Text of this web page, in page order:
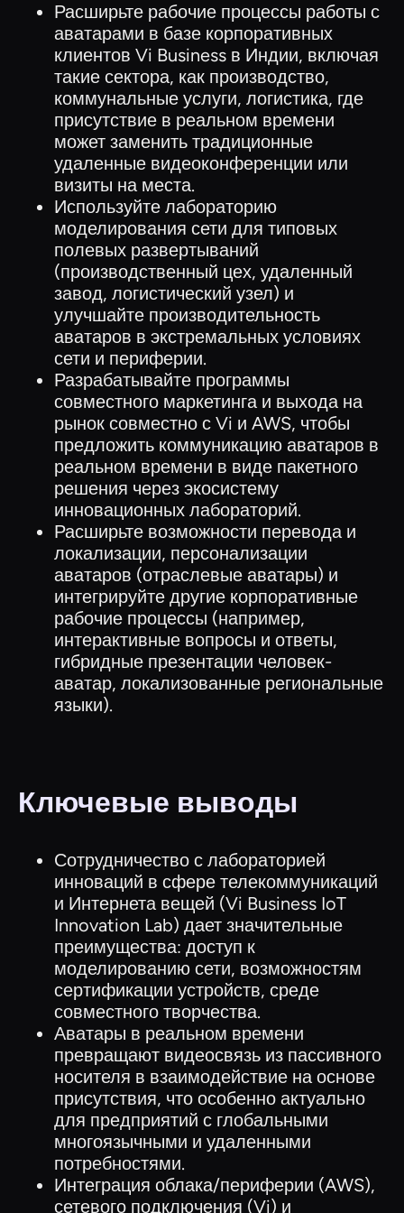
Расширьте рабочие процессы работы с
аватарами в базе корпоративных
клиентов Vi Business в Индии, включая
такие сектора, как производство,
коммунальные услуги, логистика, где
присутствие в реальном времени
может заменить традиционные
удаленные видеоконференции или
визиты на места.
Используйте лабораторию
моделирования сети для типовых
полевых развертываний
(производственный цех, удаленный
завод, логистический узел) и
улучшайте производительность
аватаров в экстремальных условиях
сети и периферии.
Разрабатывайте программы
совместного маркетинга и выхода на
рынок совместно с Vi и AWS, чтобы
предложить коммуникацию аватаров в
реальном времени в виде пакетного
решения через экосистему
инновационных лабораторий.
Расширьте возможности перевода и
локализации, персонализации
аватаров (отраслевые аватары) и
интегрируйте другие корпоративные
рабочие процессы (например,
интерактивные вопросы и ответы,
гибридные презентации человек-
аватар, локализованные региональные
языки).
Ключевые выводы
Сотрудничество с лабораторией
инноваций в сфере телекоммуникаций
и Интернета вещей (Vi Business IoT
Innovation Lab) дает значительные
преимущества: доступ к
моделированию сети, возможностям
сертификации устройств, среде
совместного творчества.
Аватары в реальном времени
превращают видеосвязь из пассивного
носителя в взаимодействие на основе
присутствия, что особенно актуально
для предприятий с глобальными
многоязычными и удаленными
потребностями.
Интеграция облака/периферии (AWS),
сетевого подключения (Vi) и